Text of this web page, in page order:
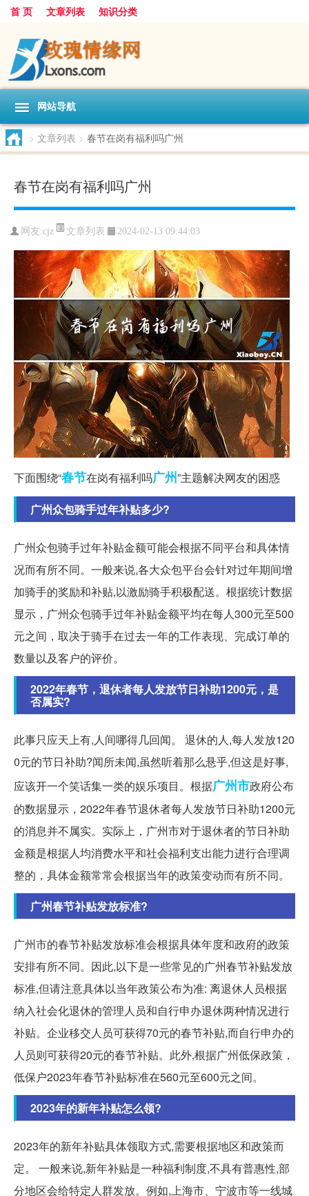
首 页 文章列表 知识分类
网站导航
> 文章列表 > 春节在岗有福利吗广州
春节在岗有福利吗广州
网友:cjz 文章列表 2024-02-13 09:44:03
下面围绕“春节在岗有福利吗广州”主题解决网友的困惑
广州众包骑手过年补贴多少?
广州众包骑手过年补贴金额可能会根据不同平台和具体情
况而有所不同。一般来说,各大众包平台会针对过年期间增
加骑手的奖励和补贴,以激励骑手积极配送。根据统计数据
显示，广州众包骑手过年补贴金额平均在每人300元至500
元之间，取决于骑手在过去一年的工作表现、完成订单的
数量以及客户的评价。
2022年春节，退休者每人发放节日补助1200元，是
否属实?
此事只应天上有,人间哪得几回闻。 退休的人,每人发放120
0元的节日补助?闻所未闻,虽然听着那么悬乎,但这是好事,
应该开一个笑话集一类的娱乐项目。根据广州市政府公布
的数据显示，2022年春节退休者每人发放节日补助1200元
的消息并不属实。实际上，广州市对于退休者的节日补助
金额是根据人均消费水平和社会福利支出能力进行合理调
整的，具体金额常常会根据当年的政策变动而有所不同。
广州春节补贴发放标准?
广州市的春节补贴发放标准会根据具体年度和政府的政策
安排有所不同。因此,以下是一些常见的广州春节补贴发放
标准,但请注意具体以当年政策公布为准: 离退休人员根据
纳入社会化退休的管理人员和自行申办退休两种情况进行
补贴。企业移交人员可获得70元的春节补贴,而自行申办的
人员则可获得20元的春节补贴。此外,根据广州低保政策，
低保户2023年春节补贴标准在560元至600元之间。
2023年的新年补贴怎么领?
2023年的新年补贴具体领取方式,需要根据地区和政策而
定。 一般来说,新年补贴是一种福利制度,不具有普惠性,部
分地区会给特定人群发放。例如,上海市、宁波市等一线城